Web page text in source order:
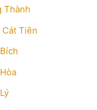
Thành
Cát Tiên